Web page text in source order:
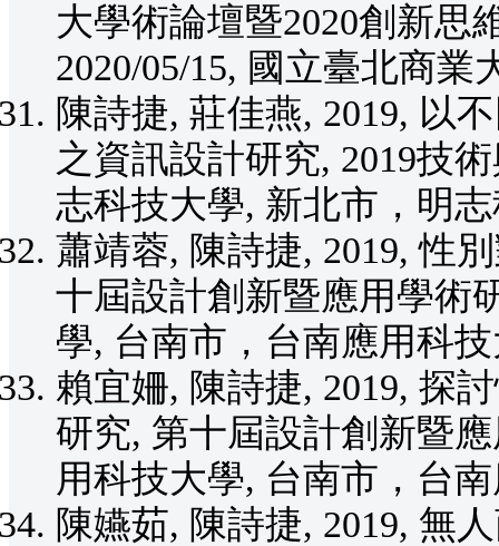
大學術論壇暨2020創新思
2020/05/15, 國立臺北商
陳詩捷, 莊佳燕, 2019, 以
之資訊設計研究, 2019技
志科技大學, 新北市，明
蕭靖蓉, 陳詩捷, 2019, 性
十屆設計創新暨應用學術
學, 台南市，台南應用科
賴宜姍, 陳詩捷, 2019, 探
研究, 第十屆設計創新暨
用科技大學, 台南市，台
陳嬿茹, 陳詩捷, 2019, 無